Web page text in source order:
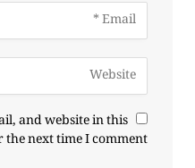
and website in this
next time I comment.